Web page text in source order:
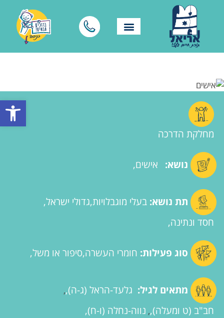
פתח
מחלקת הדרכה
נושא: אישים
תת נושא: בעלי מוגבלויות גדולי ישראל
חסד ונתינה
סוג פעילות: חומרי העשרה סיפור או משל
מתאים לגיל: גלעד-הראל (ג-ה) ,
חב"ב (ט ומעלה) , נווה-נחלה (ו-ח)